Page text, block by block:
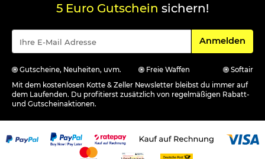
5 Euro Gutschein sichern!
Für den
Anmelden
Gutscheine, Neuheiten, uvm. Freie Waffen
Softair
Mit dem kostenlosen Kotte & Zeller Newsletter bleibst du immer auf
dem Laufenden. Du profitierst zusätzlich von regelmäßigen Rabatt-
und Gutscheinaktionen.